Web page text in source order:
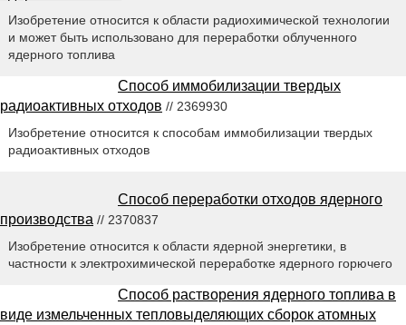
Изобретение относится к области радиохимической технологии
и может быть использовано для переработки облученного
ядерного топлива
Способ иммобилизации твердых
радиоактивных отходов // 2369930
Изобретение относится к способам иммобилизации твердых
радиоактивных отходов
Способ переработки отходов ядерного
производства // 2370837
Изобретение относится к области ядерной энергетики, в
частности к электрохимической переработке ядерного горючего
Способ растворения ядерного топлива в
виде измельченных тепловыделяющих сборок атомных